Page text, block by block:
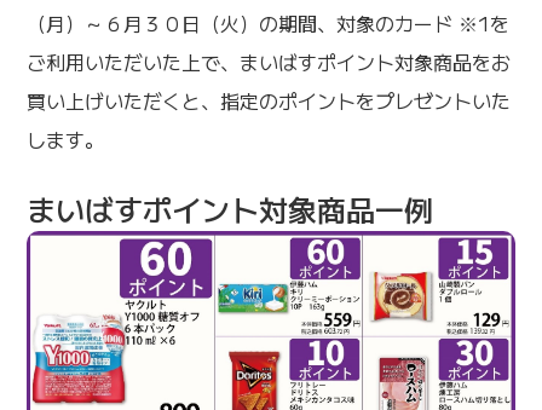
（月）～６月３０日（火）の期間、対象のカード ※1を
ご利用いただいた上で、まいばすポイント対象商品をお
買い上げいただくと、指定のポイントをプレゼントいた
します。
まいばすポイント対象商品一例